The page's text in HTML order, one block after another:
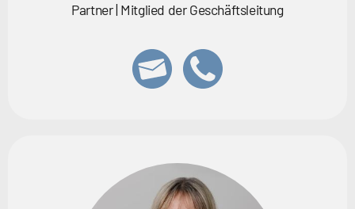
Partner | Mitglied der Geschäftsleitung